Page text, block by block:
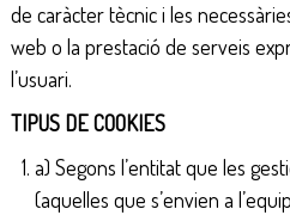
de caràcter tècnic i les
web o la prestació de serveis
l’usuari.
TIPUS DE COOKIES
a) Segons l’entitat que les
(aquelles que s’envien a